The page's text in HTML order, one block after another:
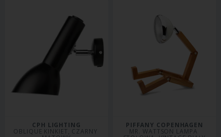
CPH LIGHTING
OBLIQUE KINKIET, CZARNY
PIFFANY COPENHAGEN
MR. WATTSON LAMPA